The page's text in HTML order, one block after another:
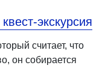
экскурсия
считает, что
он собирается